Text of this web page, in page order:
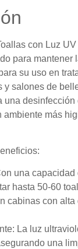
con Luz
para mantener
su uso en
y salones de
una desinfección
ambiente más
una capacidad
hasta 50-60
cabinas con
La luz
una